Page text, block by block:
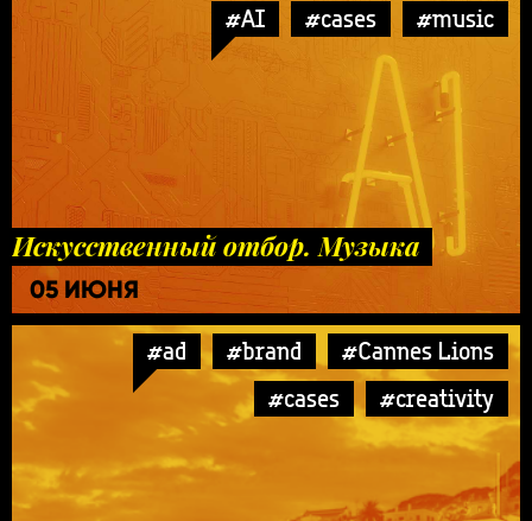
#AI #cases #music
Искусственный отбор. Музыка
05 ИЮНЯ
#ad #brand
#Cannes Lions
#cases
#creativity